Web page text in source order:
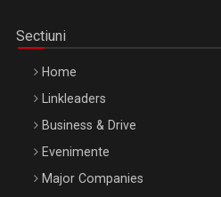
Sectiuni
Home
Linkleaders
Business & Drive
Evenimente
Major Companies